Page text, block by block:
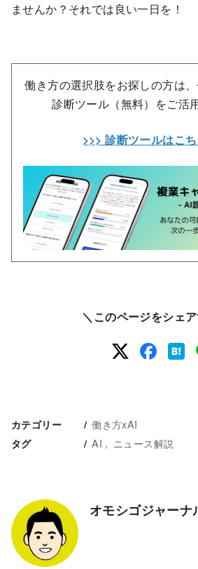
ませんか？それでは良い一日を！
働き方の選択肢をお探しの方は
診断ツール（無料）をご活
>>> 診断ツールはこ
＼このページをシェ
カテゴリー 働き方xAI
タグ AI ニュース解説
オモシゴジャーナ